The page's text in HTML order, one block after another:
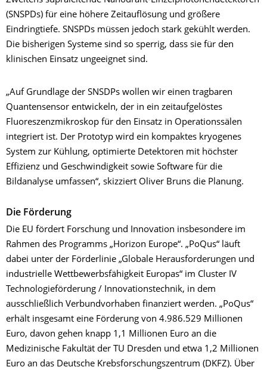
(SNSPDs) für eine höhere Zeitauflösung und größere
Eindringtiefe. SNSPDs müssen jedoch stark gekühlt werden.
Die bisherigen Systeme sind so sperrig, dass sie für den
klinischen Einsatz ungeeignet sind.
„Auf Grundlage der SNSDPs wollen wir einen tragbaren
Quantensensor entwickeln, der in ein zeitaufgelöstes
Fluoreszenzmikroskop für den Einsatz in Operationssälen
integriert ist. Der Prototyp wird ein kompaktes kryogenes
System zur Kühlung, optimierte Detektoren mit höchster
Effizienz und Geschwindigkeit sowie Software für die
Bildanalyse umfassen“, skizziert Oliver Bruns die Planung.
Die Förderung
Die EU fördert Forschung und Innovation insbesondere im
Rahmen des Programms „Horizon Europe“. „PoQus“ läuft
dabei unter der Förderlinie „Globale Herausforderungen und
industrielle Wettbewerbsfähigkeit Europas“ im Cluster IV
Technologieförderung / Innovationstechnik, in dem
ausschließlich Verbundvorhaben finanziert werden. „PoQus“
erhält insgesamt eine Förderung von 4.986.529 Millionen
Euro, davon gehen knapp 1,1 Millionen Euro an die
Medizinische Fakultät der TU Dresden und etwa 1,2 Millionen
Euro an das Deutsche Krebsforschungszentrum (DKFZ). Über